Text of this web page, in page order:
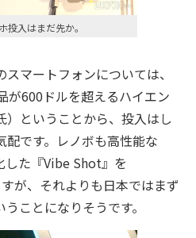
投入はまだ先か。
マートフォンについては、
が600ドルを超えるハイエン
）ということから、投入はし
です。レノボも高性能な
した『Vibe Shot』を
が、それよりも日本ではまず
ことになりそうです。